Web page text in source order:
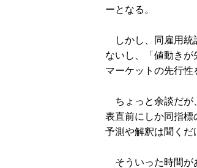
ーとなる。
しかし、同雇用統
ないし、「値動きが
マーケットの先行性
ちょっと余談だが
表直前にしか同指標
予測や解釈は聞くだ
そういった時間が